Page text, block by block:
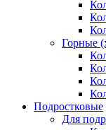
Горные
Подростковые
Для